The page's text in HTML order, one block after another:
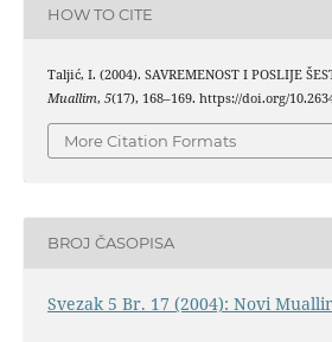
HOW TO CITE
Taljić, I. (2004). SAVREMENOST I POSLIJE
Muallim, 5(17), 168–169. https://doi.org/
More Citation Formats
BROJ ČASOPISA
Svezak 5 Br. 17 (2004): Novi